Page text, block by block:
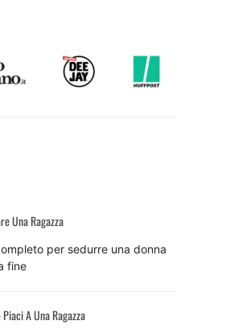
Una Ragazza
per sedurre una donna
fine
A Una Ragazza